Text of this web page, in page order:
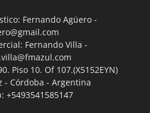
Fernando Agüero -
Fernando Villa -
Piso 10. Of 107.(X5152EYN)
- Córdoba - Argentina
+5493541585147